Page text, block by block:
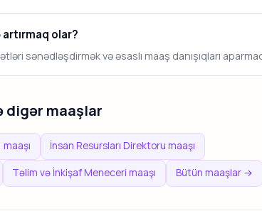
olar?
sənədləşdirmək və əsaslı maaş danışıqları
digər maaşlar
İnsan Resursları Direktoru maaşı
Təlim və İnkişaf Meneceri maaşı Bütün maaşlar →